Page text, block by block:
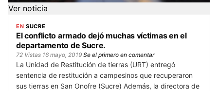
Ver noticia
EN SUCRE
El conflicto armado dejó muchas víctimas en el
departamento de Sucre.
72 Vistas 16 mayo, 2019 Se el primero en comentar
La Unidad de Restitución de tierras (URT) entregó
sentencia de restitución a campesinos que recuperaron
sus tierras en San Onofre (Sucre) Además, la directora de